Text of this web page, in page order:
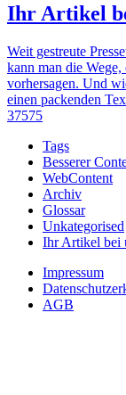
Ihr Artikel
Weit gestreute
kann man die
vorhersagen. Und
einen packenden
37575
Tags
Besserer
WebContent
Archiv
Glossar
Unkategorised
Ihr Artikel bei
Impressum
AGB